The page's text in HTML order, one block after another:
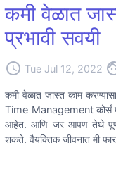
कमी वेळात
प्रभावी सवयी
access_time Tue Jul 12, 2022
कमी वेळात जास्त काम
Time Management कोर्स
आहेत. आणि जर आपण तेथे पूर्ण
शकते. वैयक्तिक जीवनात मी